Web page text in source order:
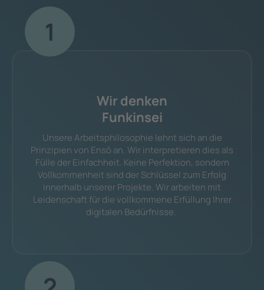
1
Wir denken
Funkinsei
Unsere Arbeitsphilosophie lehnt sich an die
Prinzipien von Ensō an. Wir interpretieren dies als
Fülle der Einfachheit. Keine Perfektion, sondern
Vollkommenheit sind der Schlüssel zum Erfolg
innerhalb unserer Projekte. Wir arbeiten mit
Leidenschaft für die vollkommene Erfüllung Ihrer
digitalen Bedürfnisse.